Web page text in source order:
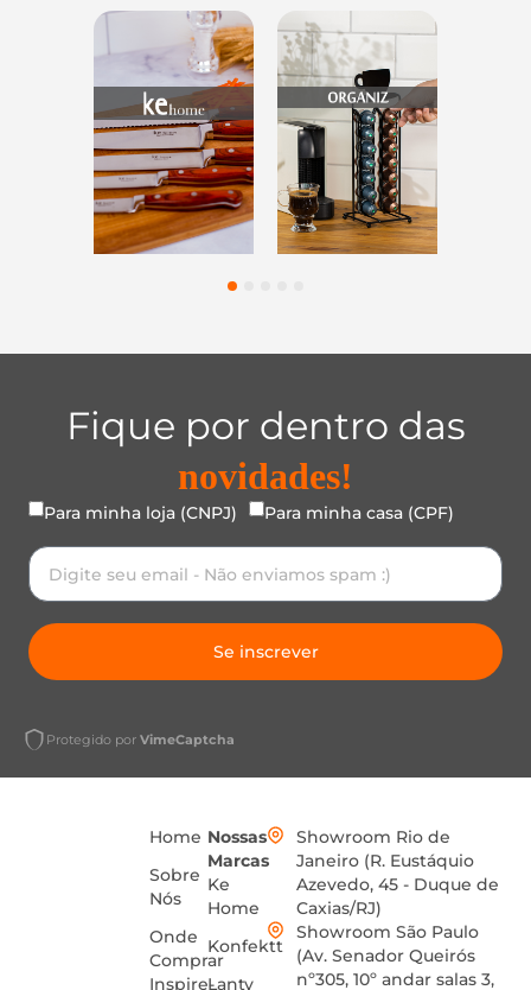
Lar
Casa e
Organização
Utilidades de
45
Fique por dentro das
novidades!
Para minha loja (CNPJ) Para minha casa (CPF)
Se inscrever
Protegido por VimeCaptcha
Home
Sobre
Nós
Onde
Comprar
Inspire-
Nossas
Marcas
Ke
Home
Konfektt
Lanty
Showroom Rio de
Janeiro (R. Eustáquio
Azevedo, 45 - Duque de
Caxias/RJ)
Showroom São Paulo
(Av. Senador Queirós
nº305, 10º andar salas 3,